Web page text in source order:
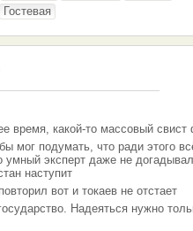
Гостевая
время, какой-то массовый свист
мог подумать, что ради этого
эксперт даже не
наступит
вот и токаев не отстает
Надеяться нужно